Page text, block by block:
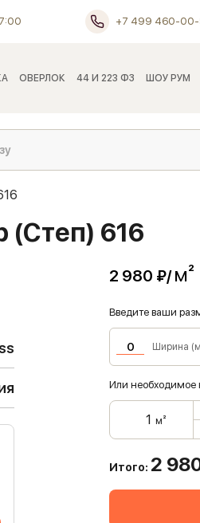
+7 499 460-00-
ОВЕРЛОК 44 И 223 ФЗ ШОУ РУМ
(Степ) 616
2 980 ₽/м²
Введите ваши
Ширина
Или необходимое
м²
Итого: 2